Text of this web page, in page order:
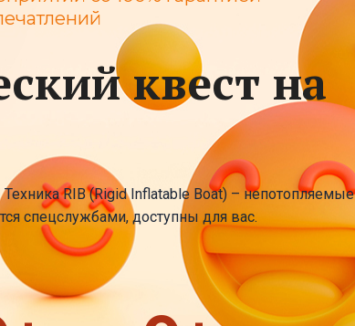
квест на
Техника RIB (Rigid Inflatable Boat) – непотопляемые
спецслужбами, доступны для вас.